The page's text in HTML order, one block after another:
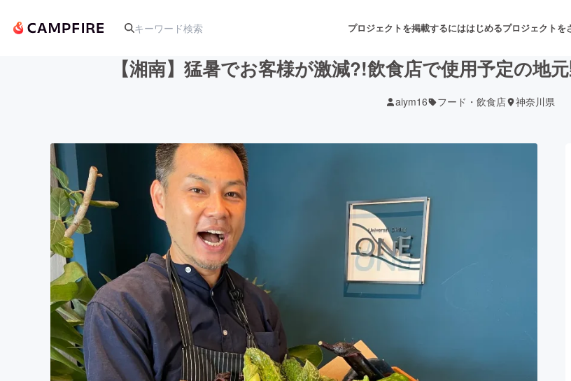
プロジェクトを掲載するにははじめるプロジェクトを
アート・写真 舞台・パ
テクノロジー・ガジェット ゲーム・サービス開発
映像・映画 書籍・雑誌出版
ビジネス・起業 チャレンジ ビューテ
まちづくり・地域活性化
CAMPFIRE for Social Good
【湘南】猛暑でお客様が激減?!飲食店で使用予定の地
aiym16 フード・飲食店 神奈川県